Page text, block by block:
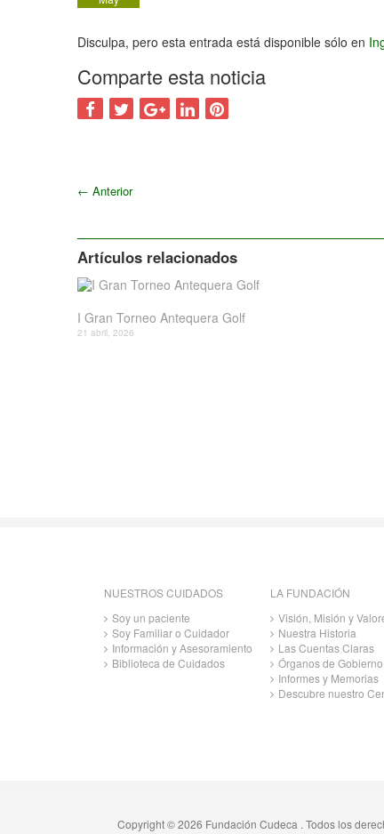
Disculpa, pero esta entrada está disponible sólo en
Comparte esta noticia
← Anterior
Artículos relacionados
I Gran Torneo Antequera Golf
21 abril, 2026
NUESTROS CUIDADOS
Soy un paciente
Soy Familiar o Cuidador
Información y Asesoramiento
Biblioteca de Cuidados
LA FUNDACIÓN
Visión, Misión y
Nuestra Historia
Las Cuentas Claras
Órganos de Gobierno
Informes y Memorias
Descubre nuestro
Copyright © 2026 Fundación Cudeca . Todos los